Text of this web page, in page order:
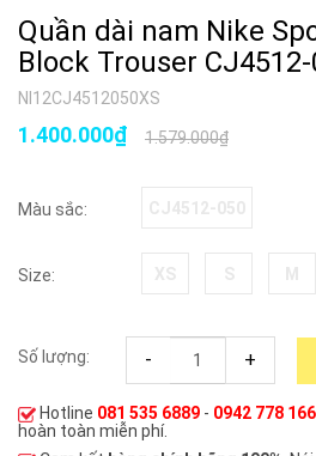
Quần dài nam Nike
Block Trouser
NI12CJ4512050XS
1.579.000₫
1.400.000₫
Màu sắc:
Size:
Số lượng: - +
Hotline 081 535 6889 - 0942 778 166
hoàn toàn miễn phí.